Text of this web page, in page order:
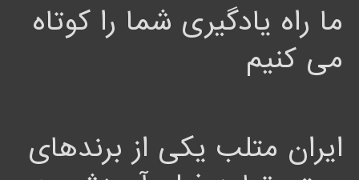
ما راه یادگیری شما را کوتاه
می کنیم
ایران متلب یکی از برندهای